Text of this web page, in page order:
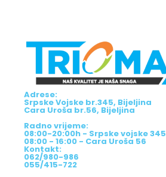
Adrese:
Srpske Vojske br.345, Bijeljina
Cara Uroša br.56, Bijeljina
Radno vrijeme:
08:00-20:00h - Srpske vojske 345
08:00 - 16:00 - Cara Uroša 56
Kontakt:
062/980-986
055/415-722